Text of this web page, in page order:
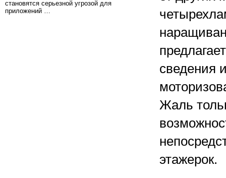
становятся серьезной угрозой для
приложений …
сведения
Жаль
этажерок.